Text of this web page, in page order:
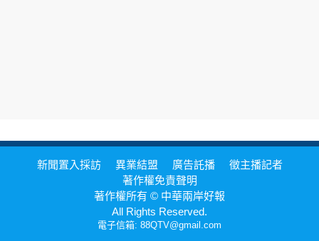
新聞置入採訪 異業結盟 廣告託播
徵主播記者
著作權免責聲明
著作權所有 © 中華兩岸好報
All Rights Reserved.
電子信箱: 88QTV@gmail.com